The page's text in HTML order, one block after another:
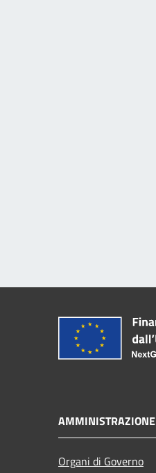
AMMINISTRAZIONE
Organi di Governo